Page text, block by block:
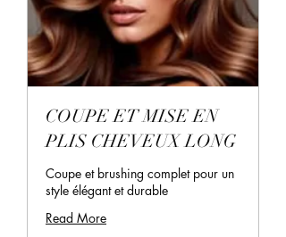
COUPE ET MISE EN
PLIS CHEVEUX LONG
Coupe et brushing complet pour un
style élégant et durable
Read More